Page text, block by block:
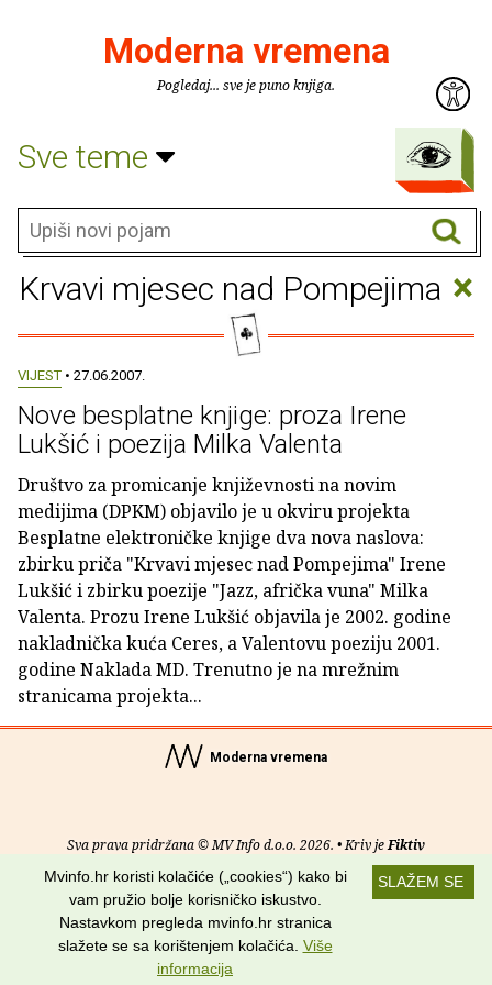
Moderna vremena
Pogledaj... sve je puno knjiga.
Sve teme
Krvavi mjesec nad Pompejima ×
VIJEST • 27.06.2007.
Nove besplatne knjige: proza Irene
Lukšić i poezija Milka Valenta
Društvo za promicanje književnosti na novim
medijima (DPKM) objavilo je u okviru projekta
Besplatne elektroničke knjige dva nova naslova:
zbirku priča "Krvavi mjesec nad Pompejima" Irene
Lukšić i zbirku poezije "Jazz, afrička vuna" Milka
Valenta. Prozu Irene Lukšić objavila je 2002. godine
nakladnička kuća Ceres, a Valentovu poeziju 2001.
godine Naklada MD. Trenutno je na mrežnim
stranicama projekta...
Moderna vremena
Sva prava pridržana © MV Info d.o.o. 2026. • Kriv jeFiktiv
Uvjeti korištenja RSS kanali
Potraži nas na:
SLAŽEM SE
Mvinfo.hr koristi kolačiće („cookies“) kako bi
vam pružio bolje korisničko iskustvo.
Nastavkom pregleda mvinfo.hr stranica
slažete se sa korištenjem kolačića. Više
informacija